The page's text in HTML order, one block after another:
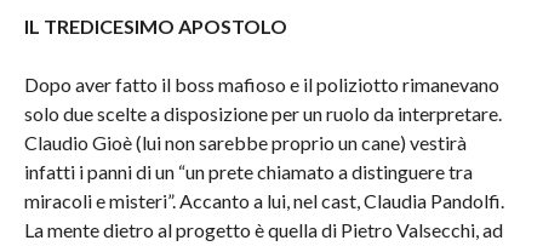
IL TREDICESIMO APOSTOLO
Dopo aver fatto il boss mafioso e il poliziotto rimanevano
solo due scelte a disposizione per un ruolo da interpretare.
Claudio Gioè (lui non sarebbe proprio un cane) vestirà
infatti i panni di un “un prete chiamato a distinguere tra
miracoli e misteri”. Accanto a lui, nel cast, Claudia Pandolfi.
La mente dietro al progetto è quella di Pietro Valsecchi, ad